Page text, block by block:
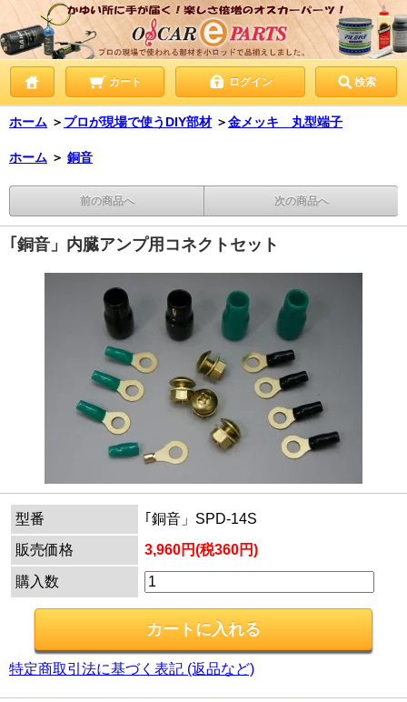
カート ログイン 検索
ホーム ＞ プロが現場で使うDIY部材 ＞金メッキ 丸型端子
ホーム ＞ 銅音
前の商品へ 次の商品へ
｢銅音」内臓アンプ用コネクトセット
型番
｢銅音」SPD-14S
販売価格
3,960円(税360円)
購入数
特定商取引法に基づく表記 (返品など)